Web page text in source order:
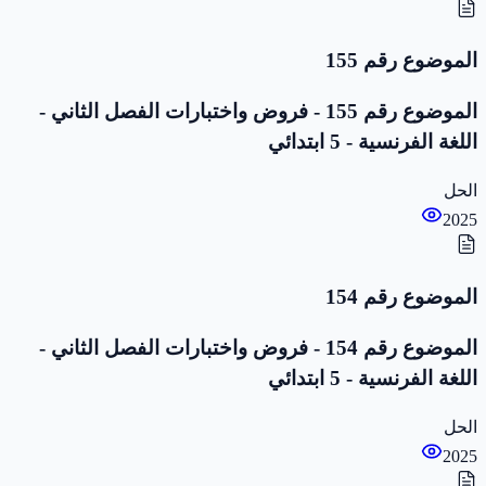
الموضوع رقم 155
الموضوع رقم 155 - فروض واختبارات الفصل الثاني -
اللغة الفرنسية - 5 ابتدائي
الحل
2025
الموضوع رقم 154
الموضوع رقم 154 - فروض واختبارات الفصل الثاني -
اللغة الفرنسية - 5 ابتدائي
الحل
2025